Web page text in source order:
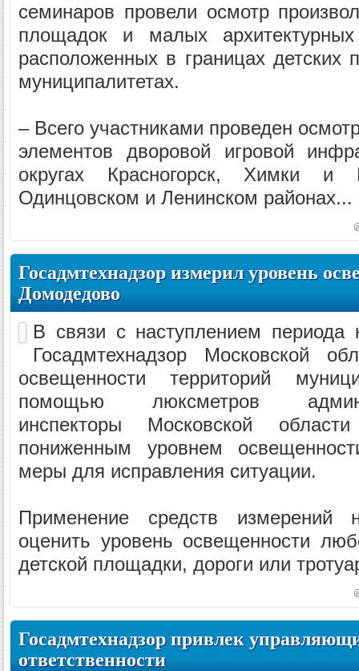
семинаров провели осмотр
площадок и малых
расположенных в границах
муниципалитетах.
– Всего участниками проведен
элементов дворовой игровой
округах Красногорск, Химки
Одинцовском и Ленинском районах...
Госадмтехнадзор измерил уровень
Домодедово
В связи с наступлением периода
Госадмтехнадзор Московской
освещенности территорий
помощью люксметров
инспекторы Московской
пониженным уровнем
меры для исправления ситуации.
Применение средств измерений
оценить уровень освещенности
детской площадки, дороги или
Госадмтехнадзор привлек
ответственности